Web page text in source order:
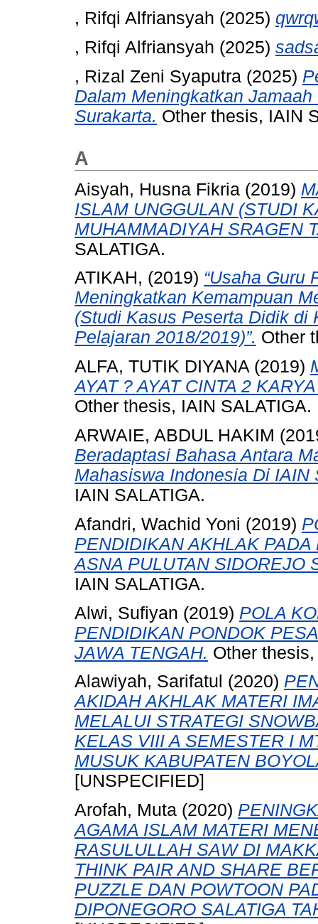
, Rifqi Alfriansyah (2025)
, Rifqi Alfriansyah (2025)
, Rizal Zeni Syaputra (2025)
Dalam Meningkatkan
Surakarta. Other thesis, IAIN
A
Aisyah, Husna Fikria (2019)
ISLAM UNGGULAN (STUDI
MUHAMMADIYAH SRAGEN
SALATIGA.
ATIKAH, (2019) “Usaha Guru
Meningkatkan Kemampuan
(Studi Kasus Peserta Didik di
Pelajaran 2018/2019)”. Other
ALFA, TUTIK DIYANA (2019)
AYAT ? AYAT CINTA 2
Other thesis, IAIN SALATIGA.
ARWAIE, ABDUL HAKIM
Beradaptasi Bahasa Antara
Mahasiswa Indonesia Di IAIN
IAIN SALATIGA.
Afandri, Wachid Yoni (2019)
PENDIDIKAN AKHLAK
ASNA PULUTAN SIDOREJO
IAIN SALATIGA.
Alwi, Sufiyan (2019) POLA
PENDIDIKAN PONDOK
JAWA TENGAH. Other
Alawiyah, Sarifatul (2020)
AKIDAH AKHLAK MATERI
MELALUI STRATEGI
KELAS VIII A SEMESTER I
MUSUK KABUPATEN
[UNSPECIFIED]
Arofah, Muta (2020)
AGAMA ISLAM MATERI
RASULULLAH SAW DI
THINK PAIR AND SHARE
PUZZLE DAN POWTOON
DIPONEGORO SALATIGA